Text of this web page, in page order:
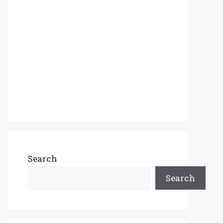
Search
Search